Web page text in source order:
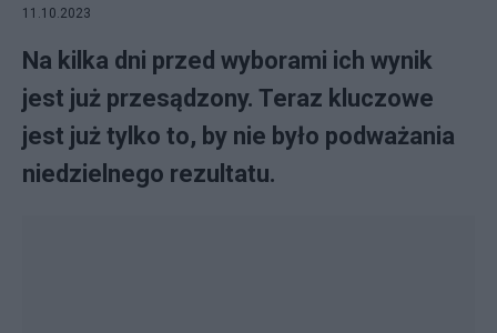
11.10.2023
Na kilka dni przed wyborami ich wynik
jest już przesądzony. Teraz kluczowe
jest już tylko to, by nie było podważania
niedzielnego rezultatu.